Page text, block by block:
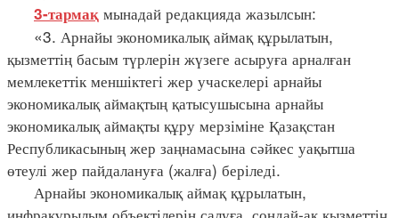
3-тармақ мынадай редакцияда жазылсын:
«3. Арнайы экономикалық аймақ құрылатын,
қызметтің басым түрлерін жүзеге асыруға арналған
мемлекеттік меншіктегі жер учаскелері арнайы
экономикалық аймақтың қатысушысына арнайы
экономикалық аймақты құру мерзіміне Қазақстан
Республикасының жер заңнамасына сәйкес уақытша
өтеулі жер пайдалануға (жалға) беріледі.
Арнайы экономикалық аймақ құрылатын,